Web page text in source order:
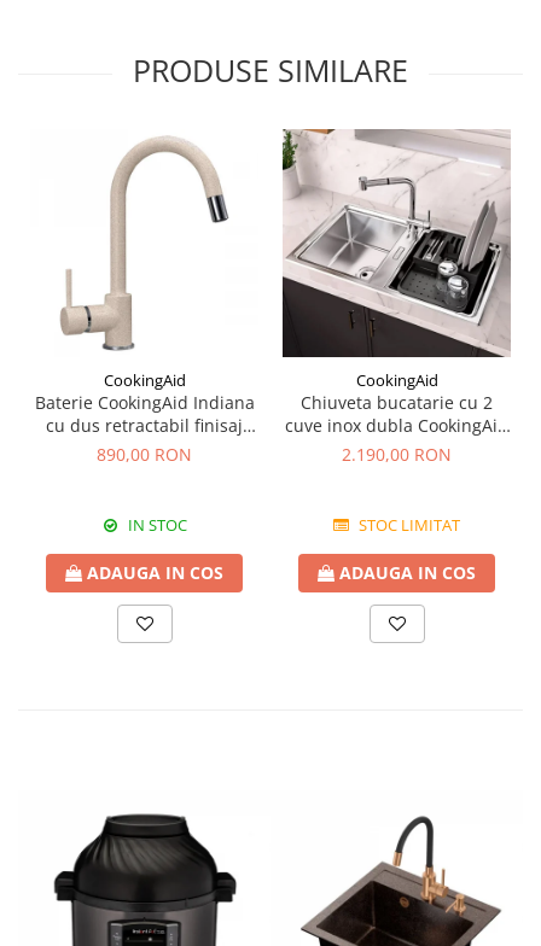
PRODUSE SIMILARE
CookingAid
Baterie CookingAid Indiana
cu dus retractabil finisaj
granit Bej Pigmentat /
890,00 RON
IN STOC
ADAUGA IN COS
CookingAid
Chiuveta bucatarie cu 2
cuve inox dubla CookingAid
FUSION 86BB
2.190,00 RON
STOC LIMITAT
ADAUGA IN COS